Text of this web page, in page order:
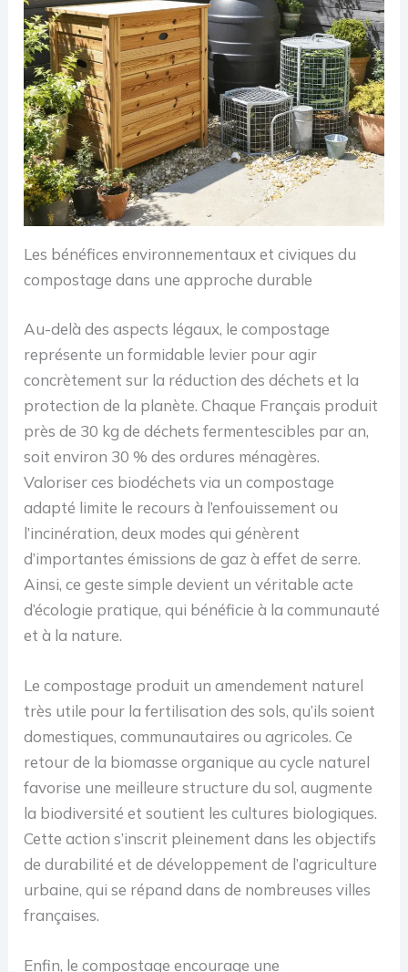
Les bénéfices environnementaux et civiques du
compostage dans une approche durable
Au-delà des aspects légaux, le compostage
représente un formidable levier pour agir
concrètement sur la réduction des déchets et la
protection de la planète. Chaque Français produit
près de 30 kg de déchets fermentescibles par an,
soit environ 30 % des ordures ménagères.
Valoriser ces biodéchets via un compostage
adapté limite le recours à l’enfouissement ou
l’incinération, deux modes qui génèrent
d’importantes émissions de gaz à effet de serre.
Ainsi, ce geste simple devient un véritable acte
d’écologie pratique, qui bénéficie à la communauté
et à la nature.
Le compostage produit un amendement naturel
très utile pour la fertilisation des sols, qu’ils soient
domestiques, communautaires ou agricoles. Ce
retour de la biomasse organique au cycle naturel
favorise une meilleure structure du sol, augmente
la biodiversité et soutient les cultures biologiques.
Cette action s’inscrit pleinement dans les objectifs
de durabilité et de développement de l’agriculture
urbaine, qui se répand dans de nombreuses villes
françaises.
Enfin, le compostage encourage une